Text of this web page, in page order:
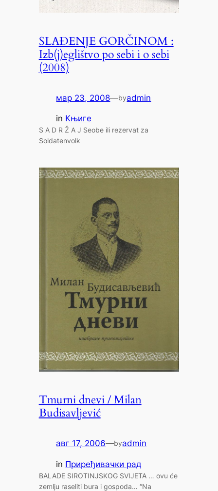
SLAĐENJE GORČINOM :
Izb(j)eglištvo po sebi i o sebi
(2008)
мар 23, 2008—byadmin
in Књиге
S A D R Ž A J Seobe ili rezervat za
Soldatenvolk
Tmurni dnevi / Milan
Budisavljević
авг 17, 2006—byadmin
in Приређивачки рад
BALADE SIROTINJSKOG SVIJETA … ovu će
zemlju raseliti bura i gospoda… “Na